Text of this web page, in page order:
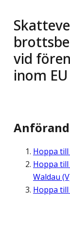
vid
inom EU
Hoppa till
Hoppa till
Waldau
Hoppa till